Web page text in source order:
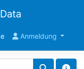
Anmeldung